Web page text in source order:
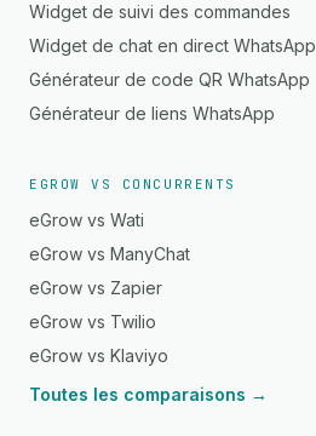
Widget de suivi des commandes
Widget de chat en direct WhatsApp
Générateur de code QR WhatsApp
Générateur de liens WhatsApp
EGROW VS CONCURRENTS
eGrow vs Wati
eGrow vs ManyChat
eGrow vs Zapier
eGrow vs Twilio
eGrow vs Klaviyo
Toutes les comparaisons →